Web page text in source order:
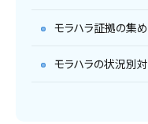
モラハラ証拠の集
モラハラの状況別